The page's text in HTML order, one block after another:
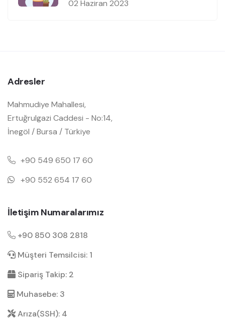
02 Haziran 2023
Adresler
Mahmudiye Mahallesi,
Ertuğrulgazi Caddesi - No:14,
İnegöl / Bursa / Türkiye
+90 549 650 17 60
+90 552 654 17 60
İletişim Numaralarımız
+90 850 308 2818
Müşteri Temsilcisi: 1
Sipariş Takip: 2
Muhasebe: 3
Arıza(SSH): 4